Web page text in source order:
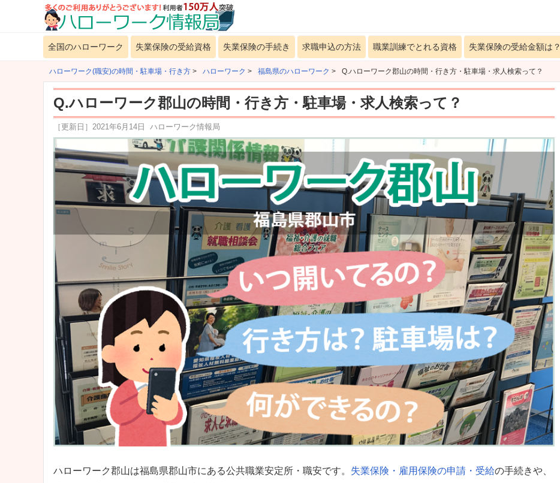
全国のハローワーク 失業保険の受給資格 失業保険の手続き 求職申込の方法 職業訓練でとれる資格 失業保険の受給金額は？
ハローワーク(職安)の時間・駐車場・行き方 > ハローワーク > 福島県のハローワーク > Q.ハローワーク郡山の時間・行き方・駐車場・求人検索って？
Q.ハローワーク郡山の時間・行き方・駐車場・求人検索って？
［更新日］ 2021年6月14日 ハローワーク情報局
ハローワーク郡山は福島県郡山市にある公共職業安定所・職安です。 失業保険・雇用保険の申請・受給の手続きや、